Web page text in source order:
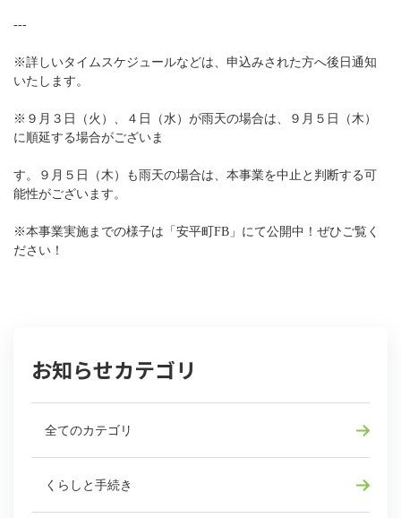
---
※詳しいタイムスケジュールなどは、申込みされた方へ後日通知
いたします。
※９月３日（火）、４日（水）が雨天の場合は、９月５日（木）
に順延する場合がございま
す。９月５日（木）も雨天の場合は、本事業を中止と判断する可
能性がございます。
※本事業実施までの様子は「安平町FB」にて公開中！ぜひご覧く
ださい！
お知らせカテゴリ
全てのカテゴリ
くらしと手続き